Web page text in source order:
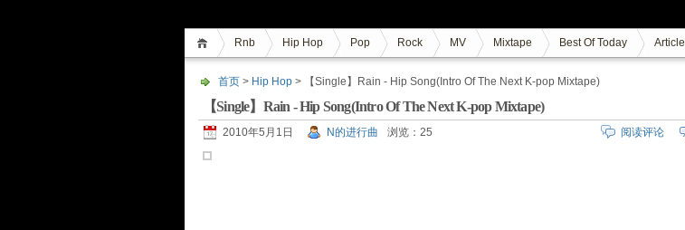
Rnb Hip Hop Pop Rock MV Mixtape Best Of Today Article
首页 > Hip Hop > 【Single】Rain - Hip Song(Intro Of The Next K-pop Mixtape)
【Single】Rain - Hip Song(Intro Of The Next K-pop Mixtape)
2010年5月1日 N的进行曲 浏览：25 阅读评论